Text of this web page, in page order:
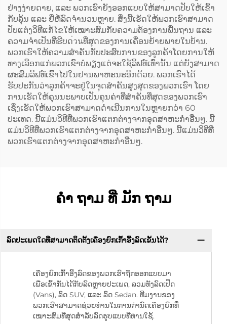
ຢ່າງງ່າຍດາຍ, ແລະ ພວກເຮົາຍັງອອກແບບໃຫ້ສາມາດປັບໃຫ້ເຂົ້າ
ກັບລຸ້ນ ແລະ ຢີ່ຫໍ້ລົດຈຳນວນຫຼາຍ. ສິ່ງນີ້ເຮັດໃຫ້ພວກເຮົາສາມາດ
ປັບແຕ່ງວິທີແກ້ໄຂໃຫ້ເໝາະສົມກັບຄວາມຕ້ອງການພື້ນຖານ ແລະ
ຄວາມຈຳເປັນທີ່ຮີບດ่วนທີ່ສຸດຂອງການເຄື່ອນຍ້າຍພາຍໃນບ້ານ.
ພວກເຮົາໃຫ້ຄວາມສຳຄັນກັບປະສົບການຂອງລູກຄ້າໂດຍການໃຫ້
ທາງເລືອກແກ່ພວກເຂົາບໍ່ພຽງແຕ່ຈະໃຊ້ລິຟທ໌ເທົ່ານັ້ນ ແຕ່ຍັງສາມາດ
ຜະສົມລິຟທ໌ເຂົ້າໄປໃນຢານພາຫະນະອີກດ້ວຍ. ພວກເຮົາໄດ້
ຮັບປະກັນວ່າລູກຄ້າຈະຢູ່ໃນຈຸດສຳຄັນສູງສຸດຂອງພວກເຮົາ ໂດຍ
ການເຮັດໃຫ້ຄຸນນະພາບເປັນຄຸນຄ່າທີ່ສຳຄັນທີ່ສຸດຂອງພວກເຮົາ
ເຊິ່ງເຮັດໃຫ້ພວກເຮົາສາມາດດຳເນີນການໃນຫຼາຍກວ່າ 60
ປະເທດ. ນີ້ແມ່ນວິທີທີ່ພວກເຮົາແຕກຕ່າງຈາກອຸດສາຫະກຳອື່ນໆ. ນີ້
ແມ່ນວິທີທີ່ພວກເຮົາແຕກຕ່າງຈາກອຸດສາຫະກຳອື່ນໆ. ນີ້ແມ່ນວິທີທີ່
ພວກເຮົາແຕກຕ່າງຈາກອຸດສາຫະກຳອື່ນໆ.
ຄໍາ ຖາມ ທີ່ ມັກ ຖາມ
ລົດປະເພດໃດທີ່ສາມາດຕິດຕັ້ງເຄື່ອງຍົກເກົ້າອີ້ງລົດເຂັ້ນໄດ້?
ເຄື່ອງຍົກເກົ້າອີ້ງລົດຂອງພວກເຮົາຖືກອອກແບບມາ
ເພື່ອເຂົ້າກັນໄດ້ກັບລົດຫຼາຍປະເພດ, ລວມທັງລົດເປີດ
(Vans), ລົດ SUV, ແລະ ລົດ Sedan. ທີມງານຂອງ
ພວກເຮົາສາມາດຊ່ວຍທ່ານໃນການກຳນົດເຄື່ອງຍົກທີ່
ເໝາະສົມທີ່ສຸດສຳລັບລົດຮູບແບບທີ່ທ່ານໃຊ້.